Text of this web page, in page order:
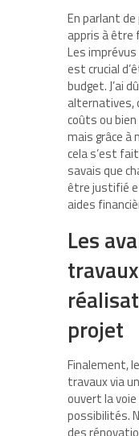
En parlant de
appris à être
Les
est crucial
budget. J’ai
alternatives,
coûts ou
mais grâce à
cela s’est
savais que
être justifié
aides
Les
projet
Finalement,
travaux via un
ouvert la
possibilités.
des